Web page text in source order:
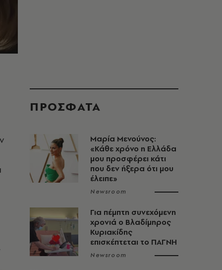
ΠΡΟΣΦΑΤΑ
Μαρία Μενούνος:
«Κάθε χρόνο η Ελλάδα
μου προσφέρει κάτι
που δεν ήξερα ότι μου
έλειπε»
Newsroom
Για πέμπτη συνεχόμενη
χρονιά ο Βλαδίμηρος
Κυριακίδης
επισκέπτεται το ΠΑΓΝΗ
Newsroom